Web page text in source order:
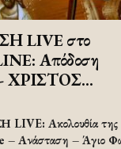
LIVE στο
Απόδοση
ΧΡΙΣΤΟΣ...
Ακολουθία της
– Ανάσταση – Άγιο